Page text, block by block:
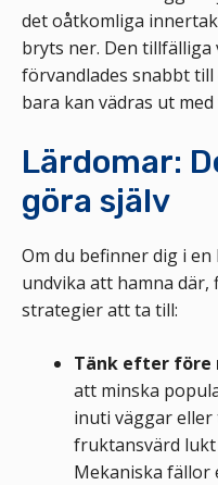
det oåtkomliga
bryts ner. Den
förvandlades snabbt
bara kan vädras ut med
Lärdomar:
göra själv
Om du befinner dig i
undvika att hamna
strategier att ta till:
Tänk efter före
att minska
inuti väggar eller
fruktansvärd lukt
Mekaniska fällor